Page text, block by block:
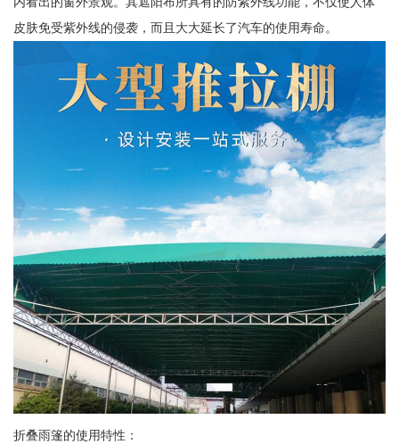
皮肤免受紫外线的侵袭，而且大大延长了汽车的使用寿命。
折叠雨篷的使用特性：